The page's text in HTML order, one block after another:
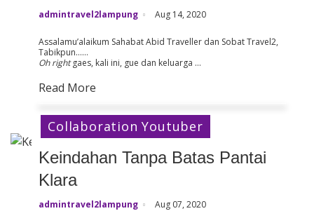
admintravel2lampung Aug 14, 2020
Assalamu’alaikum Sahabat Abid Traveller dan Sobat Travel2,
Tabikpun……
Oh rightgaes, kali ini, gue dan keluarga …
Read More
Keindahan Tanpa Batas Pantai
Klara
admintravel2lampung Aug 07, 2020
Collaboration Youtuber